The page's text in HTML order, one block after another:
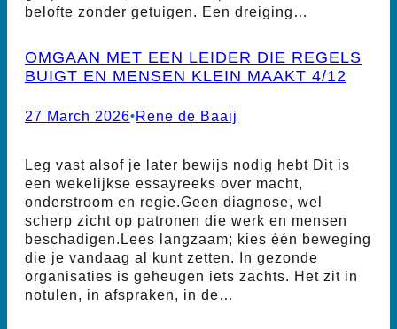
belofte zonder getuigen. Een dreiging…
OMGAAN MET EEN LEIDER DIE REGELS
BUIGT EN MENSEN KLEIN MAAKT 4/12
27 March 2026•Rene de Baaij
Leg vast alsof je later bewijs nodig hebt Dit is
een wekelijkse essayreeks over macht,
onderstroom en regie.Geen diagnose, wel
scherp zicht op patronen die werk en mensen
beschadigen.Lees langzaam; kies één beweging
die je vandaag al kunt zetten. In gezonde
organisaties is geheugen iets zachts. Het zit in
notulen, in afspraken, in de…